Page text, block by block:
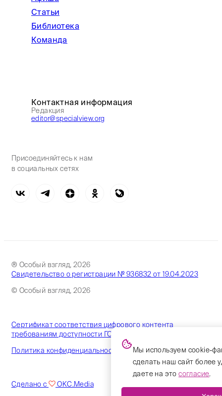
Статьи
Библиотека
Команда
Контактная информация
Редакция
editor@specialview.org
Присоединяйтесь к нам
в социальных сетях
® Особый взгляд, 2026
Свидетельство о регистрации № 936832 от 19.04.2023
© Особый взгляд, 2026
Сертификат соответствия цифрового контента
требованиям доступности ГОСТ
Политика конфиденциальности
Сделано с OKC.Media
Мы используем cookie-
сделать наш сайт более
даете на этосогласие.